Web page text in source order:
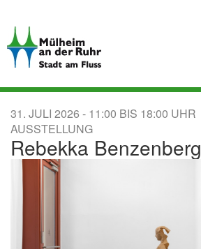
zum
Inhalt
31. JULI 2026 11:00 BIS 18:00
AUSSTELLUNG
Rebekka Benzenberg